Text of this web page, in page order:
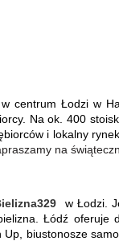
centrum Łodzi w
Na ok. 400
i lokalny
na
ielizna329 w Łodzi.
Łódź oferuje
biustonosze